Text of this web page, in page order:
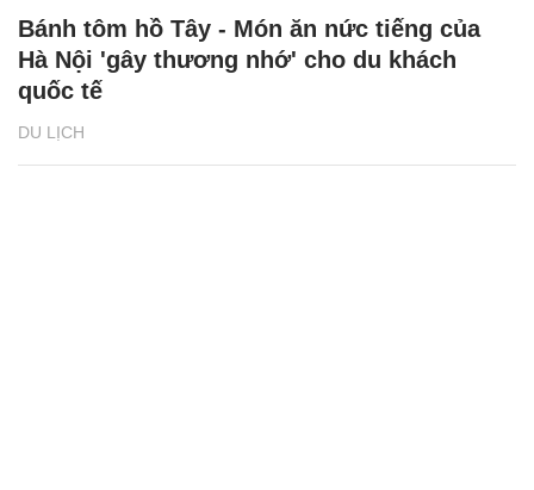
DU LỊCH
Bánh tôm hồ Tây - Món ăn nức tiếng của
Hà Nội 'gây thương nhớ' cho du khách
quốc tế